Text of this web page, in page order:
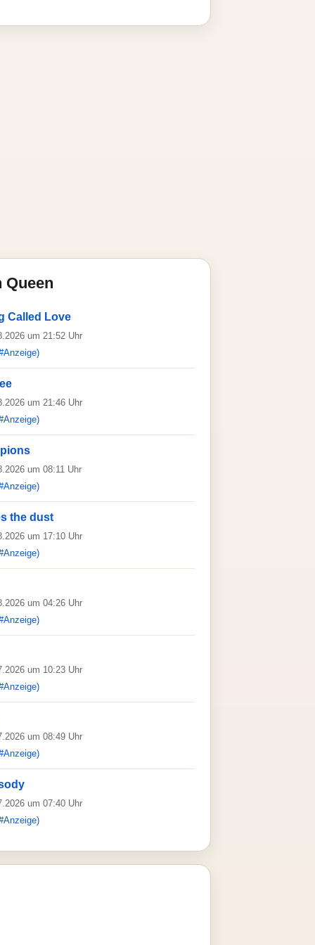
Queen
Called Love
um 21:52 Uhr
um 21:46 Uhr
um 08:11 Uhr
the dust
um 17:10 Uhr
um 04:26 Uhr
um 10:23 Uhr
um 08:49 Uhr
um 07:40 Uhr